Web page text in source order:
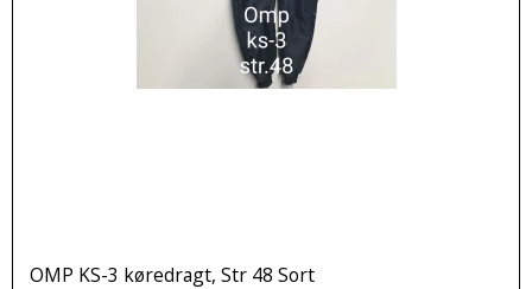
OMP KS-3 køredragt, Str 48 Sort